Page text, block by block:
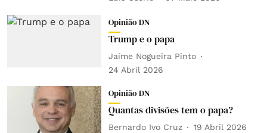
Opinião DN
Trump e o papa
Jaime Nogueira Pinto
24 Abril 2026
Opinião DN
Quantas divisões tem o papa?
Bernardo Ivo Cruz 19 Abril 2026